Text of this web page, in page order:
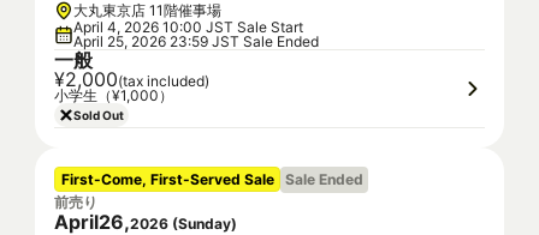
大丸東京店 11階催事場
April 4, 2026 10:00 JST Sale Start
April 25, 2026 23:59 JST Sale Ended
一般
¥2,000(tax included)
小学生（¥1,000）
Sold Out
First-Come, First-Served Sale Sale Ended
前売り
April26,2026 (Sunday)